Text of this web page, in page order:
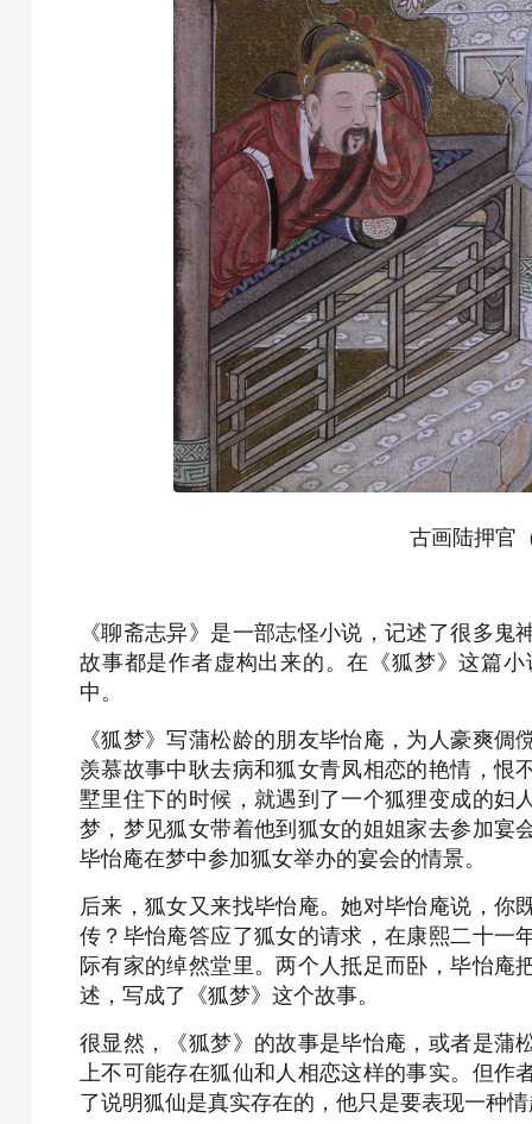
古画陆押官
《聊斋志异》是一部志怪小说，记述了很多
故事都是作者虚构出来的。在《狐梦》这篇
中。
《狐梦》写蒲松龄的朋友毕怡庵，为人豪爽
羡慕故事中耿去病和狐女青凤相恋的艳情，恨
墅里住下的时候，就遇到了一个狐狸变成的妇
梦，梦见狐女带着他到狐女的姐姐家去参加宴
毕怡庵在梦中参加狐女举办的宴会的情景。
后来，狐女又来找毕怡庵。她对毕怡庵说，你
传？毕怡庵答应了狐女的请求，在康熙二十一
际有家的绰然堂里。两个人抵足而卧，毕怡庵
述，写成了《狐梦》这个故事。
很显然，《狐梦》的故事是毕怡庵，或者是蒲
上不可能存在狐仙和人相恋这样的事实。但
了说明狐仙是真实存在的，他只是要表现一种